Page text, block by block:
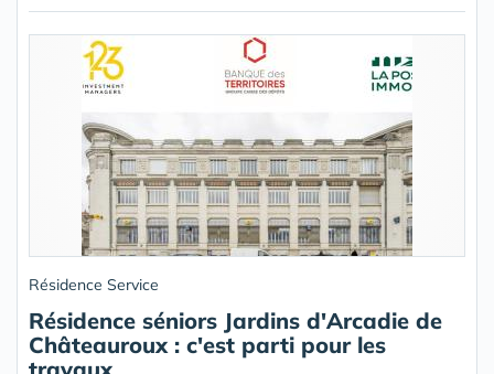
Résidence Service
Résidence séniors Jardins d'Arcadie de
Châteauroux : c'est parti pour les